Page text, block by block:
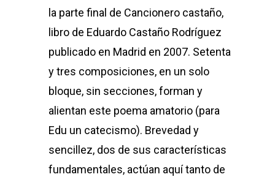
la parte final de Cancionero castaño,
libro de Eduardo Castaño Rodríguez
publicado en Madrid en 2007. Setenta
y tres composiciones, en un solo
bloque, sin secciones, forman y
alientan este poema amatorio (para
Edu un catecismo). Brevedad y
sencillez, dos de sus características
fundamentales, actúan aquí tanto de